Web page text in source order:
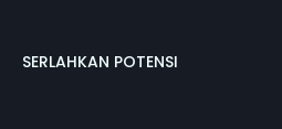
SERLAHKAN POTENSI